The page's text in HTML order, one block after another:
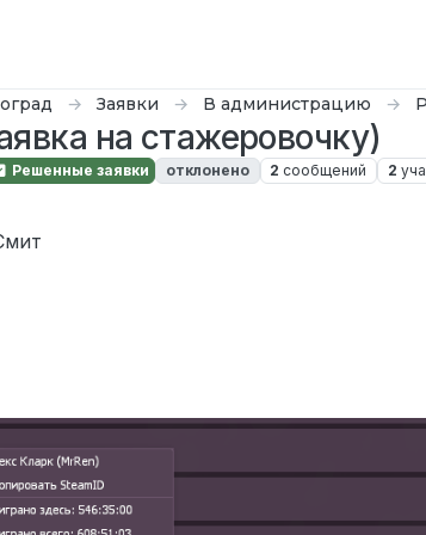
Заявки В администрацию
на стажеровочку)
Решенные заявки отклонено 2 сообщений 2